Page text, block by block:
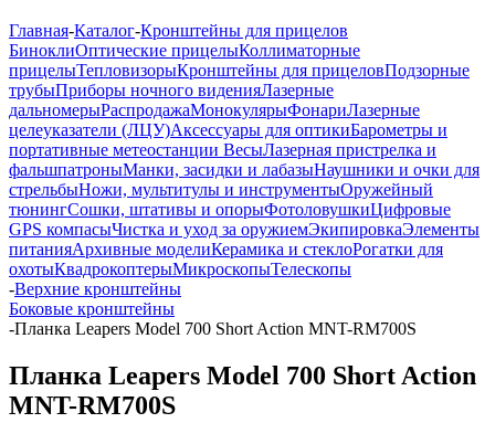
Главная-Каталог-Кронштейны для прицелов
БиноклиОптические прицелыКоллиматорные
прицелыТепловизорыКронштейны для прицеловПодзорные
трубыПриборы ночного виденияЛазерные
дальномерыРаспродажаМонокулярыФонариЛазерные
целеуказатели (ЛЦУ)Аксессуары для оптикиБарометры и
портативные метеостанции ВесыЛазерная пристрелка и
фальшпатроныМанки, засидки и лабазыНаушники и очки для
стрельбыНожи, мультитулы и инструментыОружейный
тюнингСошки, штативы и опорыФотоловушкиЦифровые
GPS компасыЧистка и уход за оружиемЭкипировкаЭлементы
питанияАрхивные моделиКерамика и стеклоРогатки для
охотыКвадрокоптерыМикроскопыТелескопы
-Верхние кронштейны
Боковые кронштейны
-Планка Leapers Model 700 Short Action MNT-RM700S
Планка Leapers Model 700 Short Action
MNT-RM700S